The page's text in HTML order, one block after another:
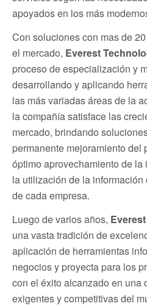
apoyados en los más
Con soluciones con mas de
el mercado, Everest
proceso de especialización y
desarrollando y aplicando
las más variadas áreas de la
la compañía satisface las
mercado, brindando
permanente mejoramiento del
óptimo aprovechamiento de
la utilización de la
de cada empresa.
Luego de varios años,
una vasta tradición de
aplicación de herramientas
negocios y proyecta para los
con el éxito alcanzado en una
exigentes y competitivas del